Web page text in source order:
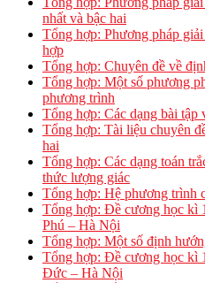
nhất và bậc hai
Tổng hợp: Phương pháp
hợp
Tổng hợp: Chuyên đề về
Tổng hợp: Một số phương
phương trình
Tổng hợp: Các dạng bài tập
Tổng hợp: Tài liệu chuyên
hai
Tổng hợp: Các dạng toán
thức lượng giác
Tổng hợp: Hệ phương trình
Tổng hợp: Đề cương học kì
Phú – Hà Nội
Tổng hợp: Một số định
Tổng hợp: Đề cương học kì
Đức – Hà Nội